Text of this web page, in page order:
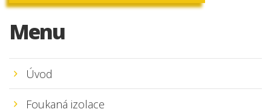
Menu
Úvod
Foukaná izolace